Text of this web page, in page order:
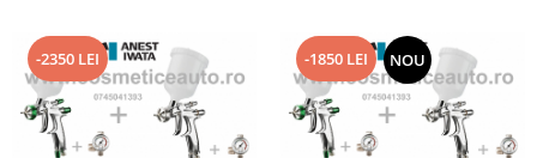
-2350 LEI -1850 LEI NOU